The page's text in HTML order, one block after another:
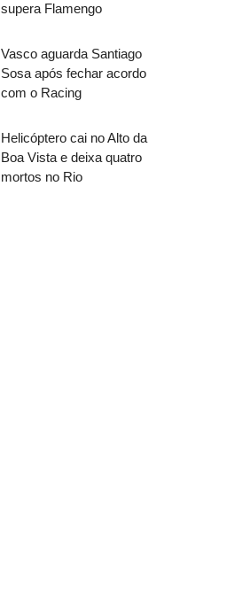
supera Flamengo
Vasco aguarda Santiago
Sosa após fechar acordo
com o Racing
Helicóptero cai no Alto da
Boa Vista e deixa quatro
mortos no Rio